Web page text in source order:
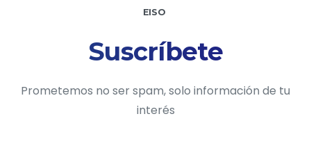
EISO
Suscríbete
Prometemos no ser spam, solo información de tu
interés